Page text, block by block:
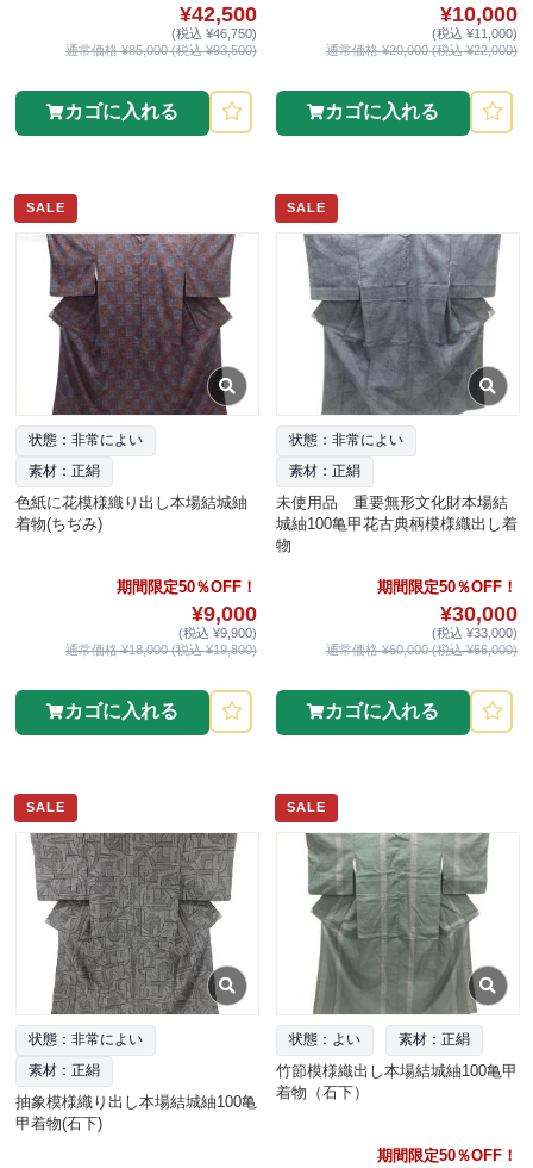
¥42,500
(税込 ¥46,750)
通常価格 ¥85,000 (税込 ¥93,500)
カゴに入れる
¥10,000
(税込 ¥11,000)
通常価格 ¥20,000 (税込 ¥22,000)
カゴに入れる
SALE
状態：非常によい
素材：正絹
色紙に花模様織り出し本場結城紬
着物(ちぢみ)
期間限定50％OFF！
¥9,000
(税込 ¥9,900)
通常価格 ¥18,000 (税込 ¥19,800)
カゴに入れる
SALE
状態：非常によい
素材：正絹
未使用品 重要無形文化財本場結
城紬100亀甲花古典柄模様織出し着
物
期間限定50％OFF！
¥30,000
(税込 ¥33,000)
通常価格 ¥60,000 (税込 ¥66,000)
カゴに入れる
SALE
状態：非常によい
素材：正絹
抽象模様織り出し本場結城紬100亀
甲着物(石下)
SALE
状態：よい 素材：正絹
竹節模様織出し本場結城紬100亀甲
着物（石下）
期間限定50％OFF！